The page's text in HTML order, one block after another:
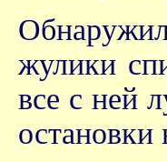
жулики
все с ней
остановки